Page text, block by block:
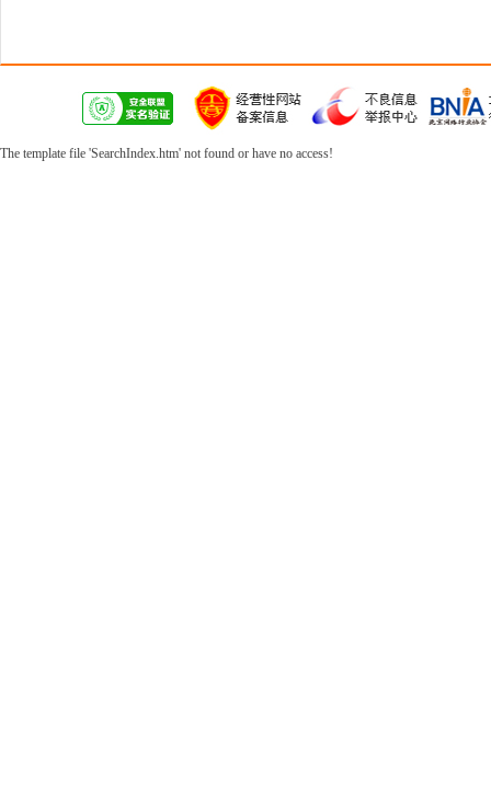
The template file 'SearchIndex.htm' not found or have no access!